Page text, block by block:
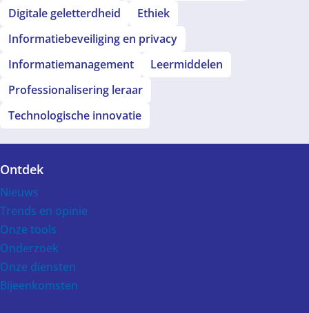
Digitale geletterdheid
Ethiek
Informatiebeveiliging en privacy
Informatiemanagement
Leermiddelen
Professionalisering leraar
Technologische innovatie
Voet
Ontdek
Nieuws
Trends en opinie
Onze tools
Onderzoek
Onze diensten
Bijeenkomsten